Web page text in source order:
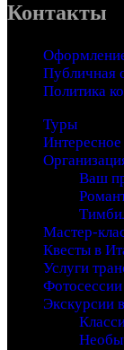
Контакты
Публичная
Политика
Туры
Интересное
Ваш
Мастер-
Квесты в
Услуги
Экскурсии